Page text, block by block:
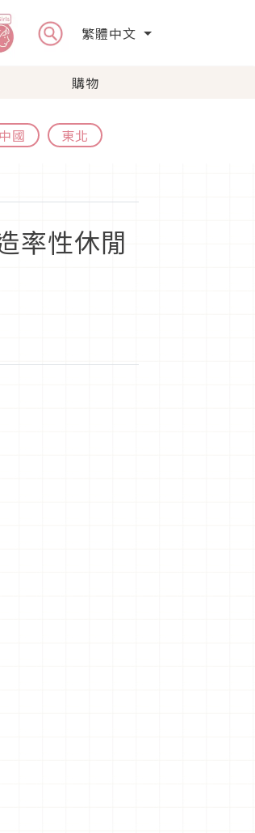
繁體中文
購物
中國 東北
率性休閒